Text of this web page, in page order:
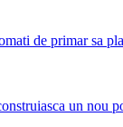
de primar sa
un nou